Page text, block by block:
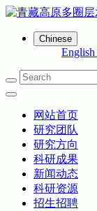
Chinese
English
网站首页
研究团队
研究方向
科研成果
新闻动态
科研资源
招生招聘